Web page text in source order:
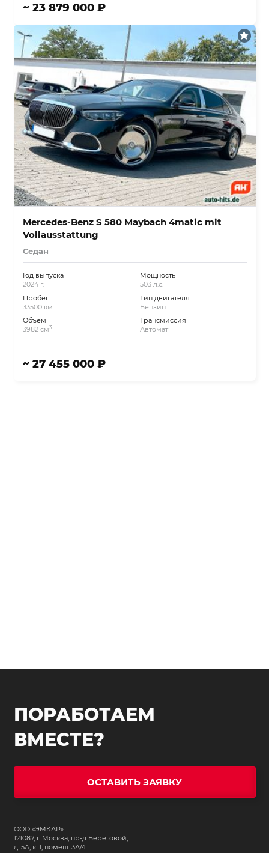
~ 23 879 000 ₽
Mercedes-Benz S 580 Maybach 4matic mit
Vollausstattung
Седан
Год выпуска
2024 г.
Пробег
33500 км.
Объём
3982 см3
Мощность
503 л.с.
Тип двигателя
Бензин
Трансмиссия
Автомат
~ 27 455 000 ₽
ПОРАБОТАЕМ
ВМЕСТЕ?
ОСТАВИТЬ ЗАЯВКУ
ООО «ЭМКАР»
121087, г. Москва, пр-д Береговой,
д. 5А, к. 1, помещ. 3А/4